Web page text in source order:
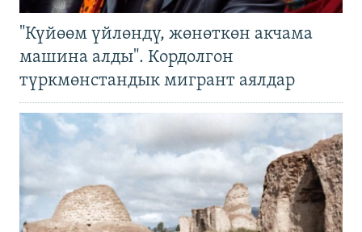
"Күйөөм үйлөндү, жөнөткөн акчама
машина алды". Кордолгон
түркмөнстандык мигрант аялдар